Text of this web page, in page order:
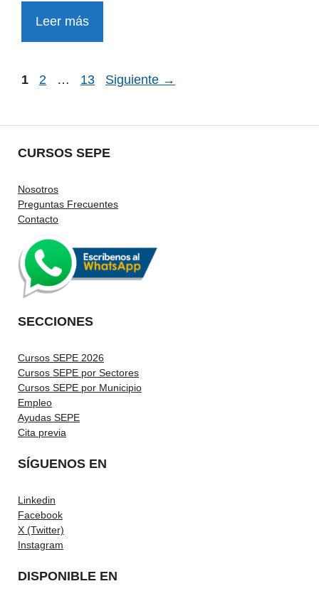
Leer más
Página
1 Página
2 … Página
13 Siguiente →
CURSOS SEPE
Nosotros
Preguntas Frecuentes
Contacto
SECCIONES
Cursos SEPE 2026
Cursos SEPE por Sectores
Cursos SEPE por Municipio
Empleo
Ayudas SEPE
Cita previa
SÍGUENOS EN
Linkedin
Facebook
X (Twitter)
Instagram
DISPONIBLE EN